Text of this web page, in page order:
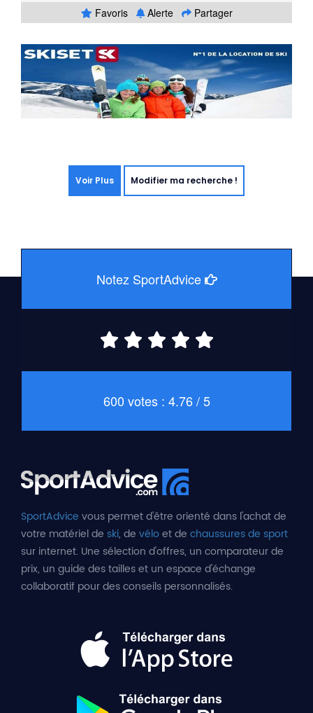
Favoris
Alerte Partager
Voir Plus Modifier ma recherche !
Notez SportAdvice
600 votes : 4.76 / 5
SportAdvice vous permet d'être orienté dans l'achat de
votre matériel de ski, de véloet de chaussures de sport
sur internet. Une sélection d'offres, un comparateur de
prix, un guide des tailles et un espace d'échange
collaboratif pour des conseils personnalisés.